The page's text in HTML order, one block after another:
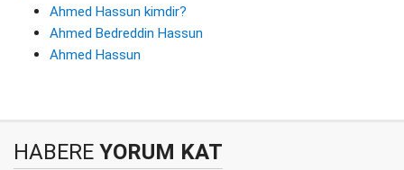
Ahmed Hassun kimdir?
Ahmed Bedreddin Hassun
Ahmed Hassun
HABERE YORUM KAT